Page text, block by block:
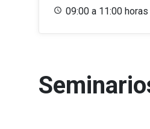
09:00 a 11:00 horas